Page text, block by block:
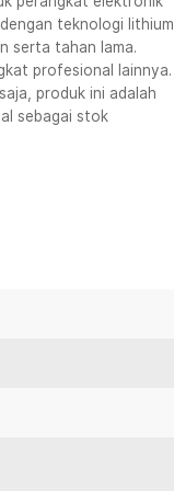
teknologi lithium
serta tahan lama.
profesional lainnya.
produk ini adalah
sebagai stok
daya besar
adalah menjaga